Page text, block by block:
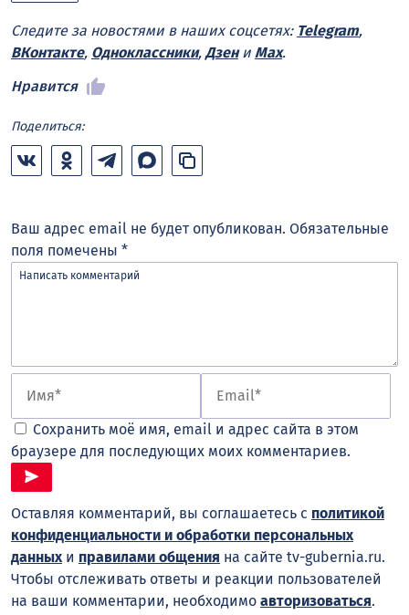
Следите за новостями в наших соцсетях: Telegram,
ВКонтакте, Одноклассники, Дзени Max.
Нравится
Поделиться:
Ваш адрес email не будет опубликован. Обязательные
поля помечены *
Сохранить моё имя, email и адрес сайта в этом
браузере для последующих моих комментариев.
Оставляя комментарий, вы соглашаетесь с политикой
конфиденциальности и обработки персональных
данныхи правилами общения на сайте tv-gubernia.ru.
Чтобы отслеживать ответы и реакции пользователей
на ваши комментарии, необходимо авторизоваться.